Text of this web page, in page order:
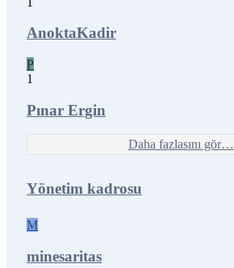
AnoktaKadir
P
1
Pınar Ergin
Daha fazlasını gör…
Yönetim kadrosu
M
minesaritas